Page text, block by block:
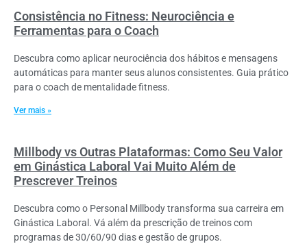
Consistência no Fitness: Neurociência e
Ferramentas para o Coach
Descubra como aplicar neurociência dos hábitos e mensagens
automáticas para manter seus alunos consistentes. Guia prático
para o coach de mentalidade fitness.
Ver mais »
Millbody vs Outras Plataformas: Como Seu Valor
em Ginástica Laboral Vai Muito Além de
Prescrever Treinos
Descubra como o Personal Millbody transforma sua carreira em
Ginástica Laboral. Vá além da prescrição de treinos com
programas de 30/60/90 dias e gestão de grupos.